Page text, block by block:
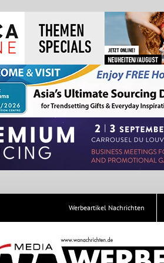
Werbeartikel Nachrichten